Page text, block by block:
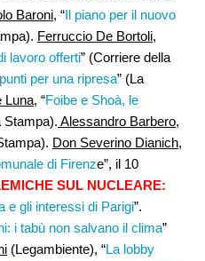
Baroni, “Il piano per il nuovo
Ferruccio De Bortoli,
lavoro offerti” (Corriere della
per una ripresa” (La
Luna, “Foibe e Shoà, le
Stampa). Alessandro Barbero,
Don Severino Dianich,
di Firenze”, il 10
SUL NUCLEARE:
e gli interessi di Parigi”.
i tabù non salvano il clima”
(Legambiente), “La lobby